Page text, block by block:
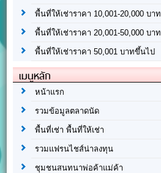
พื้นที่ให้เช่าราคา 10,001-20,000 บาท
พื้นที่ให้เช่าราคา 20,001-50,000 บาท
พื้นที่ให้เช่าราคา 50,001 บาทขึ้นไป
เมนูหลัก
หน้าแรก
รวมข้อมูลตลาดนัด
พื้นที่เช่า พื้นที่ให้เช่า
รวมแฟรนไชส์น่าลงทุน
ชุมชนสนทนาพ่อค้าแม่ค้า